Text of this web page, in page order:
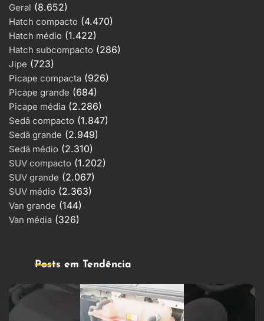
Geral (8.652)
Hatch compacto (4.470)
Hatch médio (1.422)
Hatch subcompacto (286)
Jipe (723)
Picape compacta (926)
Picape grande (684)
Picape média (2.286)
Sedã compacto (1.847)
Sedã grande (2.949)
Sedã médio (2.310)
SUV compacto (1.202)
SUV grande (2.067)
SUV médio (2.363)
Van grande (144)
Van média (326)
Posts em Tendência